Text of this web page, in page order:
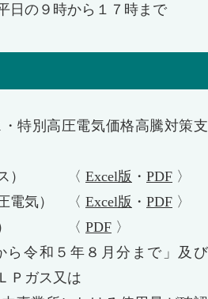
の９時から１７時まで
特別高圧電気価格高騰対策支
ス） 〈 Excel版 ・ PDF 〉
電気） 〈 Excel版 ・ PDF 〉
通） 〈 PDF 〉
令和５年８月分まで」及び
Ｐガス又は